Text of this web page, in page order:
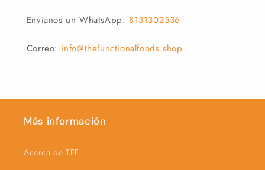
Envíanos un WhatsApp: 8131302536
Correo: info@thefunctionalfoods.shop
Más información
Acerca de TFF